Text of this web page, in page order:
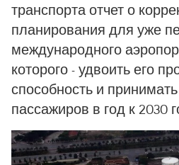
транспорта отчет о
планирования для уже
международного
которого - удвоить его
способность и
пассажиров в год к 2030